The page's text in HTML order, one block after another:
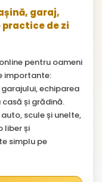
garaj,
de zi
pentru oameni
importante:
echiparea
și grădină.
scule și unelte,
liber și
simplu pe